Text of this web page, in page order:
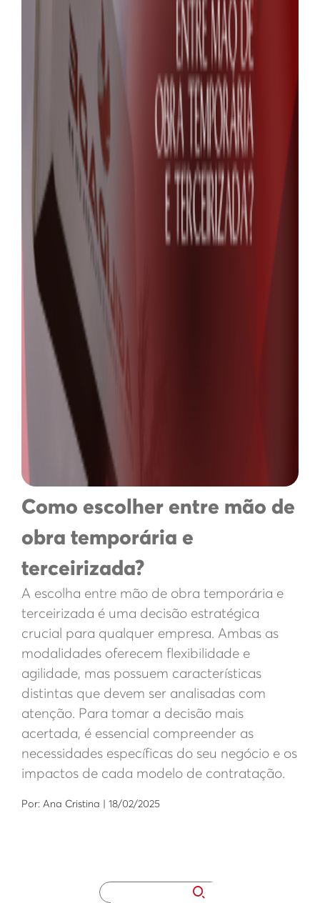
Como escolher entre mão de
obra temporária e
terceirizada?
A escolha entre mão de obra temporária e
terceirizada é uma decisão estratégica
crucial para qualquer empresa. Ambas as
modalidades oferecem flexibilidade e
agilidade, mas possuem características
distintas que devem ser analisadas com
atenção. Para tomar a decisão mais
acertada, é essencial compreender as
necessidades específicas do seu negócio e os
impactos de cada modelo de contratação.
Por: Ana Cristina | 18/02/2025